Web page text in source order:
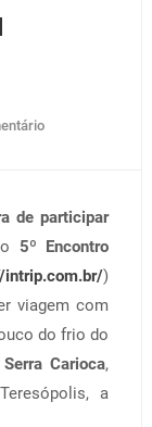
de participar
5º Encontro
intrip.com.br/)
viagem com
do frio do
Carioca,
a